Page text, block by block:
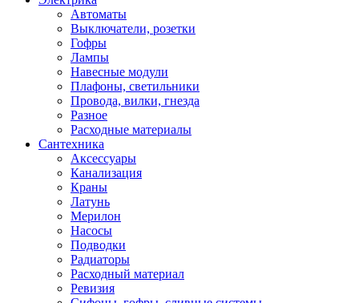
Автоматы
Выключатели, розетки
Гофры
Лампы
Навесные модули
Плафоны, светильники
Провода, вилки, гнезда
Разное
Расходные материалы
Сантехника
Аксессуары
Канализация
Краны
Латунь
Мерилон
Насосы
Подводки
Радиаторы
Расходный материал
Ревизия